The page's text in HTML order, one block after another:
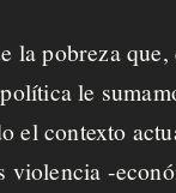
la pobreza
le
el contexto
violencia -